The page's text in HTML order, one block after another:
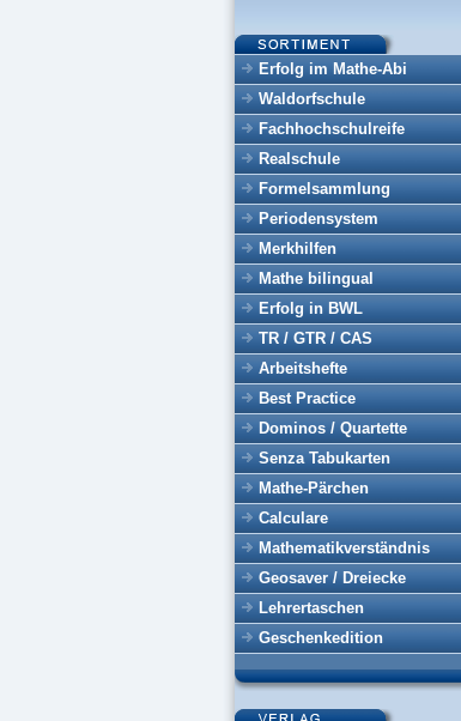
Erfolg im Mathe-Abi
Waldorfschule
Fachhochschulreife
Realschule
Formelsammlung
Periodensystem
Merkhilfen
Mathe bilingual
Erfolg in BWL
TR / GTR / CAS
Arbeitshefte
Best Practice
Dominos / Quartette
Senza Tabukarten
Mathe-Pärchen
Calculare
Mathematikverständnis
Geosaver / Dreiecke
Lehrertaschen
Geschenkedition